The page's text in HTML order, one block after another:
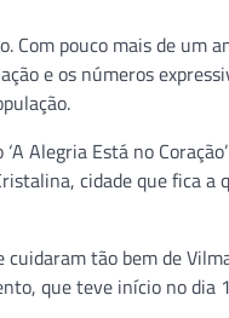
Com pouco mais de um
e os números
Está no Coração’
cidade que fica a
tão bem de
que teve início no dia